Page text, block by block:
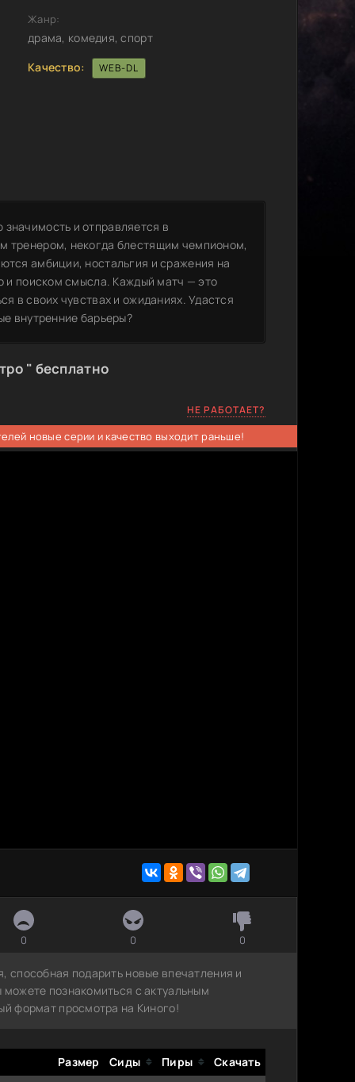
Жанр:
драма, комедия, спорт
Качество:
WEB-DL
и отправляется в
тренером, некогда блестящим чемпионом,
амбиции, ностальгия и сражения на
и поиском смысла. Каждый матч — это
в своих чувствах и ожиданиях. Удастся
внутренние барьеры?
" бесплатно
НЕ РАБОТАЕТ?
новые серии и качество выходит раньше!
0 0 0
способная подарить новые впечатления и
познакомиться с актуальным
формат просмотра на Киного!
Размер Сиды Пиры
Скачать